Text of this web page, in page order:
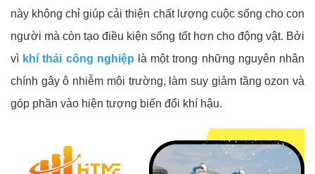
này không chỉ giúp cải thiện chất lượng cuộc sống cho con
người mà còn tạo điều kiện sống tốt hơn cho động vật. Bởi
vì khí thải công nghiệp là một trong những nguyên nhân
chính gây ô nhiễm môi trường, làm suy giảm tầng ozon và
góp phần vào hiện tượng biến đổi khí hậu.